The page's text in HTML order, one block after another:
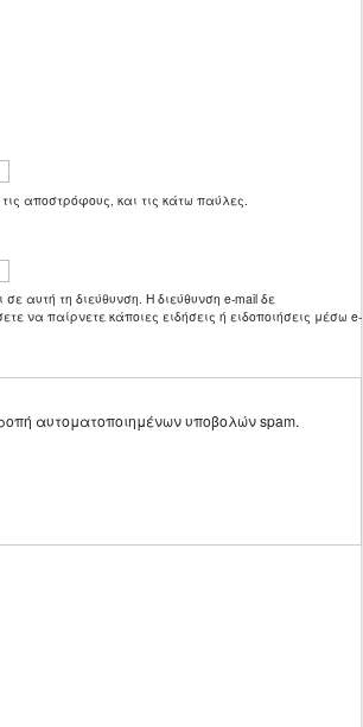
αποστρόφους, και τις κάτω παύλες.
αυτή τη διεύθυνση. Η διεύθυνση e-mail δε
να παίρνετε κάποιες ειδήσεις ή ειδοποιήσεις μέσω e-
αυτοματοποιημένων υποβολών spam.